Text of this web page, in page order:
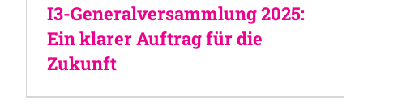
I3-Generalversammlung 2025:
Ein klarer Auftrag für die
Zukunft